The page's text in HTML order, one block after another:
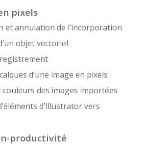
pixels
et annulation de l’incorporation
objet vectoriel
d’une image en pixels
des images importées
d’Illustrator vers
productivité